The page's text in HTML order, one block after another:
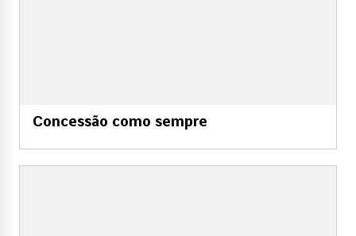
Concessão como sempre